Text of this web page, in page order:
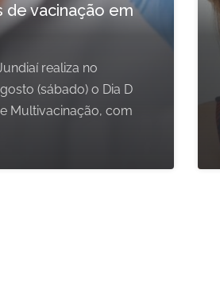
de vacinação em
realiza no
(sábado) o Dia D
Multivacinação, com